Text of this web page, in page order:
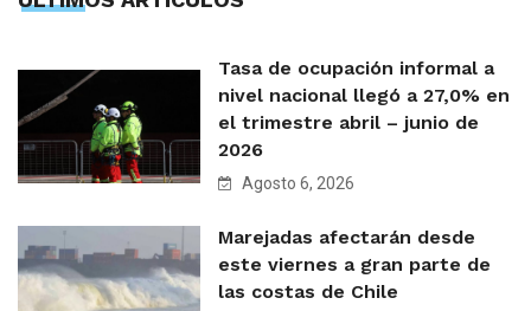
Tasa de ocupación informal a
nivel nacional llegó a 27,0% en
el trimestre abril – junio de
2026
Agosto 6, 2026
Marejadas afectarán desde
este viernes a gran parte de
las costas de Chile